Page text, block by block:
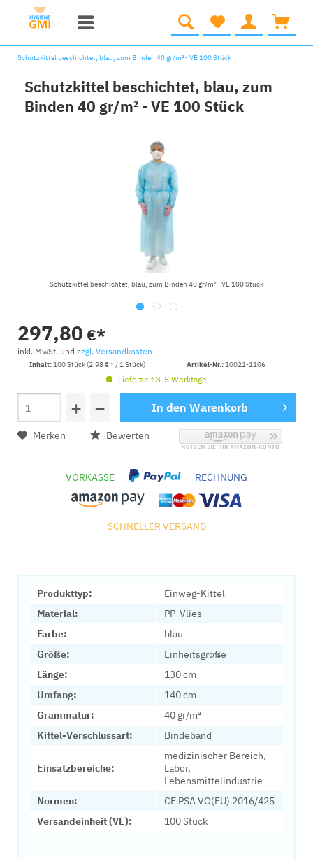
Schutzkittel beschichtet, blau, zum Binden 40 gr/m² - VE 100 Stück
Schutzkittel beschichtet, blau, zum
Binden 40 gr/m² - VE 100 Stück
Schutzkittel beschichtet, blau, zum Binden 40 gr/m² - VE 100 Stück
297,80 €*
inkl. MwSt. und zzgl. Versandkosten
Inhalt:100 Stück (2,98 € * / 1 Stück) Artikel-Nr.:10021-1106
Lieferzeit 3-5 Werktage
+ − In den Warenkorb
Merken Bewerten
VORKASSE RECHNUNG
SCHNELLER VERSAND
Produkttyp:
Einweg-Kittel
Material:
PP-Vlies
Farbe:
blau
Größe:
Einheitsgröße
Länge:
130 cm
Umfang:
140 cm
Grammatur:
40 gr/m²
Kittel-Verschlussart:
Bindeband
Einsatzbereiche:
medizinischer Bereich,
Labor,
Lebensmittelindustrie
Normen:
CE PSA VO(EU) 2016/425
Versandeinheit (VE):
100 Stück